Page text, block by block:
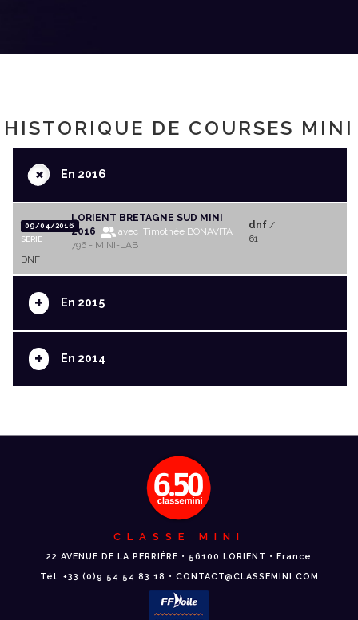
HISTORIQUE DE COURSES MINI
+En 2016
09/04/2016
SERIE
LORIENT BRETAGNE SUD MINI
2016
avec Timothée BONAVITA
796 - MINI-LAB
dnf/
61
DNF
+ En 2015
+ En 2014
CLASSE MINI
22 AVENUE DE LA PERRIÈRE • 56100 LORIENT • France
Tél: +33 (0)9 54 54 83 18 • CONTACT@CLASSEMINI.COM